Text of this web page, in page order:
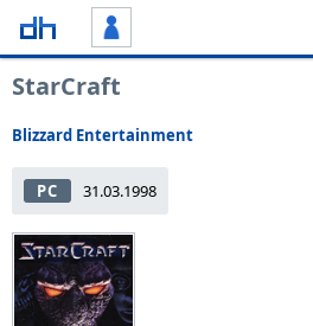
StarCraft
Blizzard Entertainment
PC 31.03.1998